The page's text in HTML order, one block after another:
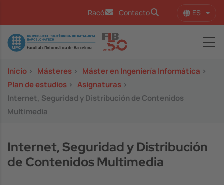
Racó Contacto ES
Image
Inicio > Másteres > Máster en Ingeniería Informática >
Plan de estudios > Asignaturas >
Internet, Seguridad y Distribución de Contenidos
Multimedia
Internet, Seguridad y Distribución
de Contenidos Multimedia